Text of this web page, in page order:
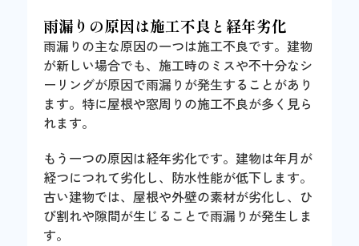
雨漏りの原因は施工不良と経年劣化
雨漏りの主な原因の一つは施工不良です。建物
が新しい場合でも、施工時のミスや不十分なシ
ーリングが原因で雨漏りが発生することがあり
ます。特に屋根や窓周りの施工不良が多く見ら
れます。
もう一つの原因は経年劣化です。建物は年月が
経つにつれて劣化し、防水性能が低下します。
古い建物では、屋根や外壁の素材が劣化し、ひ
び割れや隙間が生じることで雨漏りが発生しま
す。